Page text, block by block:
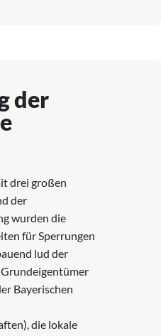
der
drei großen
der
wurden die
für Sperrungen
lud der
Bayerischen
die lokale